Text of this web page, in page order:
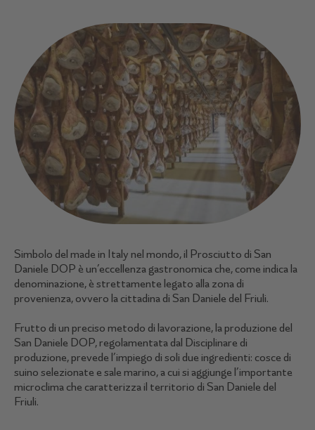
Simbolo del made in Italy nel mondo, il Prosciutto di San
Daniele DOP è un’eccellenza gastronomica che, come indica la
denominazione, è strettamente legato alla zona di
provenienza, ovvero la cittadina di San Daniele del Friuli.
Frutto di un preciso metodo di lavorazione, la produzione del
San Daniele DOP, regolamentata dal Disciplinare di
produzione, prevede l’impiego di soli due ingredienti: cosce di
suino selezionate e sale marino, a cui si aggiunge l’importante
microclima che caratterizza il territorio di San Daniele del
Friuli.